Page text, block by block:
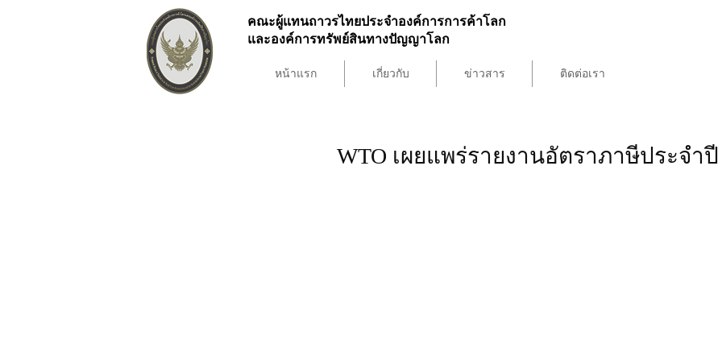
คณะผู้แทนถาวรไทยประจำองค์การการค้าโลก
และองค์การทรัพย์สินทางปัญญาโลก
หน้าแรก เกี่ยวกับ ข่าวสาร ติดต่อเรา
WTO เผยแพร่รายงานอัตราภาษีประจำปี